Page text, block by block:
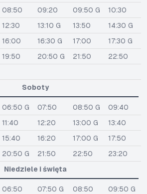
08:50 09:20 09:50 G
10:30
12:30 13:10 G 13:50
14:30 G
16:00 16:30 G 17:00
17:30 G
19:50 20:50 G 21:50
22:50
Soboty
06:50 G 07:50 08:50 G
09:40
11:40 12:20 13:00 G
13:40
15:40 16:20 17:00 G
17:50
20:50 G 21:50 22:50
23:20
Niedziele i święta
06:50 07:50 G 08:50
09:50 G